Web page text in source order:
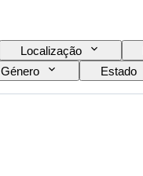
Localização
Género Estado